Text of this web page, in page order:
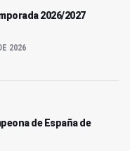
2026/2027
2026
de España de